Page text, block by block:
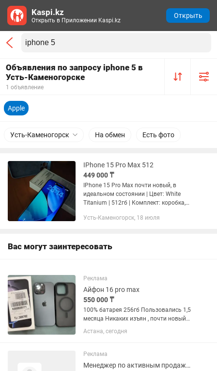
Объявления по запросу iphone 5 в
Усть-Каменогорске
1 объявление
Apple
Усть-Каменогорск На обмен Есть фото
IPhone 15 Pro Max 512
449 000 ₸
IPhone 15 Pro Max почти новый, в
идеальном состоянии | Цвет: White
Titanium | 512гб | Комплект: коробка,
без ремонтов, без вскрытий, все
Усть-Каменогорск, 18 июля
Вас могут заинтересовать
Реклама
Айфон 16 pro max
550 000 ₸
100% батарея 256гб Пользовались 1,5
месяца Никаких изъян , почти новый
Есть минимальный торг
Астана, сегодня
Реклама
Менеджер по активным продажам
Kaspi.kz
Открыть в Приложении Kaspi.kz
Открыть